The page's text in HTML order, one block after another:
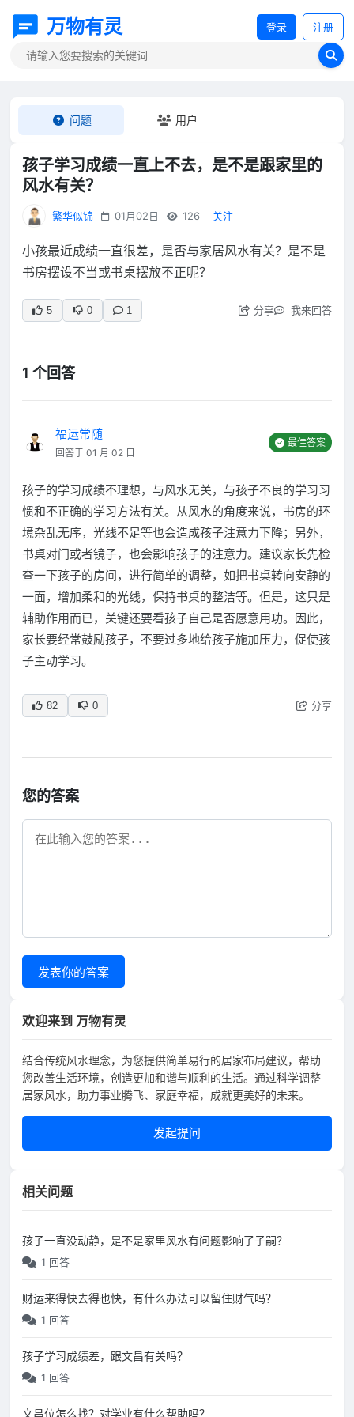
万物有灵 登录 注册
问题 用户
孩子学习成绩一直上不去，是不是跟家里的
风水有关？
繁华似锦 01月02日 126 关注
小孩最近成绩一直很差，是否与家居风水有关？是不是
书房摆设不当或书桌摆放不正呢？
5 0 1 分享 我来回答
1 个回答
福运常随
回答于 01 月 02 日
最佳答案
孩子的学习成绩不理想，与风水无关，与孩子不良的学习习
惯和不正确的学习方法有关。从风水的角度来说，书房的环
境杂乱无序，光线不足等也会造成孩子注意力下降；另外，
书桌对门或者镜子，也会影响孩子的注意力。建议家长先检
查一下孩子的房间，进行简单的调整，如把书桌转向安静的
一面，增加柔和的光线，保持书桌的整洁等。但是，这只是
辅助作用而已，关键还要看孩子自己是否愿意用功。因此，
家长要经常鼓励孩子，不要过多地给孩子施加压力，促使孩
子主动学习。
82 0 分享
您的答案
发表你的答案
欢迎来到 万物有灵
结合传统风水理念，为您提供简单易行的居家布局建议，帮助
您改善生活环境，创造更加和谐与顺利的生活。通过科学调整
居家风水，助力事业腾飞、家庭幸福，成就更美好的未来。
发起提问
相关问题
孩子一直没动静，是不是家里风水有问题影响了子嗣？
1 回答
财运来得快去得也快，有什么办法可以留住财气吗？
1 回答
孩子学习成绩差，跟文昌有关吗？
1 回答
文昌位怎么找？对学业有什么帮助吗？